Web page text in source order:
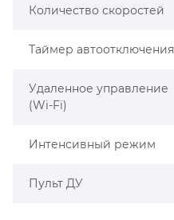
Количество скоростей
Таймер автоотключения
Удаленное управление
(Wi-Fi)
Интенсивный режим
Пульт ДУ